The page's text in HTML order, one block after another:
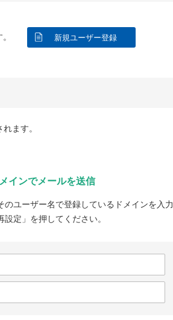
新規ユーザー登録
ます。
インでメールを送信
のユーザー名で登録しているドメインを入力
定」を押してください。